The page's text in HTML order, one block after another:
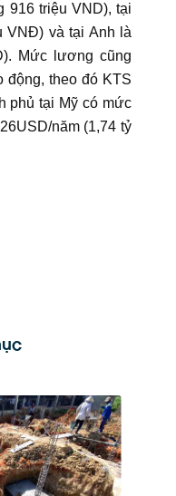
916 triệu VND), tại
VNĐ) và tại Anh là
Mức lương cũng
động, theo đó KTS
phủ tại Mỹ có mức
năm (1,74 tỷ